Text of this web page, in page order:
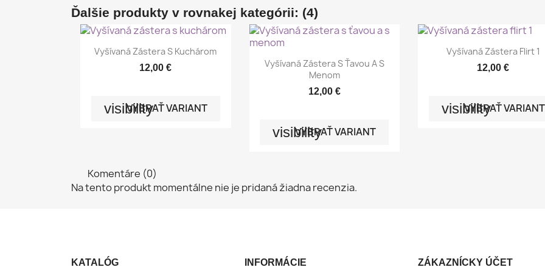
Ďalšie produkty v rovnakej kategórii: (4)
 Rýchly náhľad
Vyšívaná Zástera S Kuchárom
12,00 €
visibility
VYBRAŤ VARIANT
 Rýchly náhľad
Vyšívaná Zástera S Ťavou A S
Menom
12,00 €
visibility
VYBRAŤ VARIANT
 Rýchly náhľad
Vyšívaná Zástera Flirt 1
12,00 €
visibility
VYBRAŤ VARIANT
Komentáre (0)
Na tento produkt momentálne nie je pridaná žiadna recenzia.
KATALÓG INFORMÁCIE ZÁKAZNÍCKY ÚČET